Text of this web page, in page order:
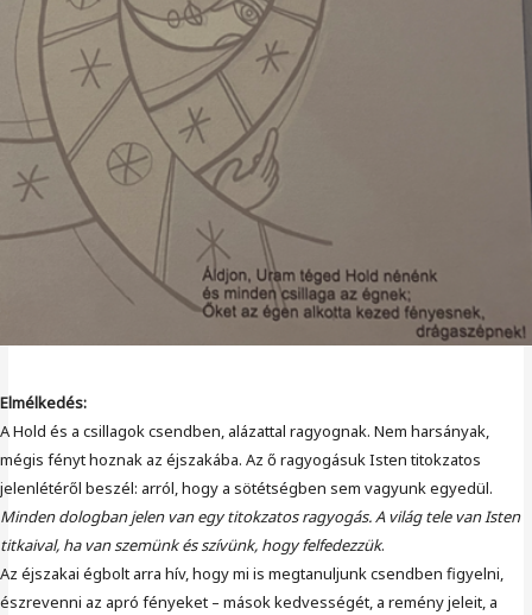
Elmélkedés:
A Hold és a csillagok csendben, alázattal ragyognak. Nem harsányak,
mégis fényt hoznak az éjszakába. Az ő ragyogásuk Isten titokzatos
jelenlétéről beszél: arról, hogy a sötétségben sem vagyunk egyedül.
Minden dologban jelen van egy titokzatos ragyogás. A világ tele van Isten
titkaival, ha van szemünk és szívünk, hogy felfedezzük.
Az éjszakai égbolt arra hív, hogy mi is megtanuljunk csendben figyelni,
észrevenni az apró fényeket – mások kedvességét, a remény jeleit, a